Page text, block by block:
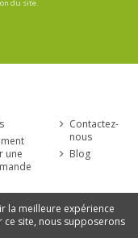
du site.
une
Contactez-
nous
Blog
la meilleure expérience
ce site, nous supposerons